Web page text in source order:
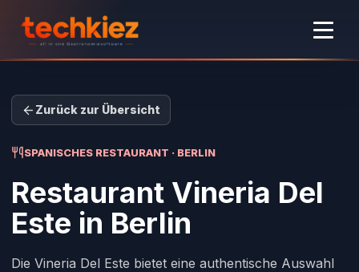
Zurück zur Übersicht
SPANISCHES RESTAURANT · BERLIN
Restaurant Vineria Del
Este in Berlin
Die Vineria Del Este bietet eine authentische Auswahl